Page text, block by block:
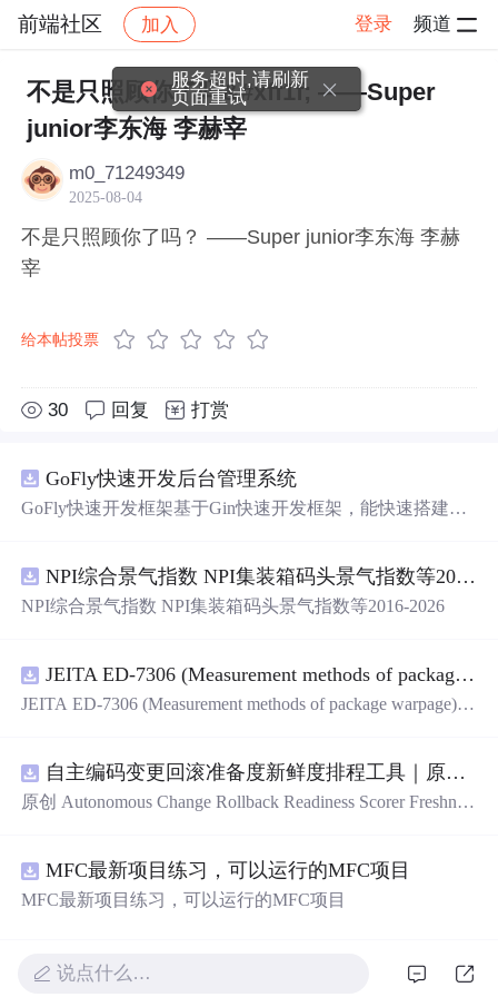
前端社区 加入 登录 频道
社区 前端社区 感慨 帖子详情
不是只照顾你了吗&#xff1f; ——Super
junior李东海 李赫宰
m0_71249349
2025-08-04
不是只照顾你了吗？ ——Super junior李东海 李赫
宰
给本帖投票
30 回复 打赏
GoFly快速开发后台管理系统
GoFly快速开发框架基于Gin快速开发框架，能快速搭建应
管理后台等。api文档管理并一键生成api接口代码，一键生
成 CRUD前后端代码丰富组件，基于 Gin和 Vue3的Arco D
大道至简思想，接口单层设计，开发简单，极易上手、代
码可读性和可维护性好、得益于Go优秀性能框架性能和并
发都很优秀、需要硬件资源很小。
NPI综合景气指数 NPI集装箱码头景气指数等2016-2026
NPI综合景气指数 NPI集装箱码头景气指数等2016-2026
JEITA ED-7306 (Measurement methods of package warpage).pdf
JEITA ED-7306 (Measurement methods of package warpage).p
自主编码变更回滚准备度新鲜度排程工具｜原创源码+测试+离线报告
原创 Autonomous Change Rollback Readiness Scorer Freshnes
备度”的结果，按风险、变化速度、证据有效期和负责人安
排周期复核；本地网页、JSON/HTML/SVG报告、测试与
README、运行说明、MIT License及原创授权声明。适合
开发者进行工程预检、质量审查和交付复核；Node.js 18
MFC最新项目练习，可以运行的MFC项目
MFC最新项目练习，可以运行的MFC项目
说点什么…
服务超时,请刷新
页面重试